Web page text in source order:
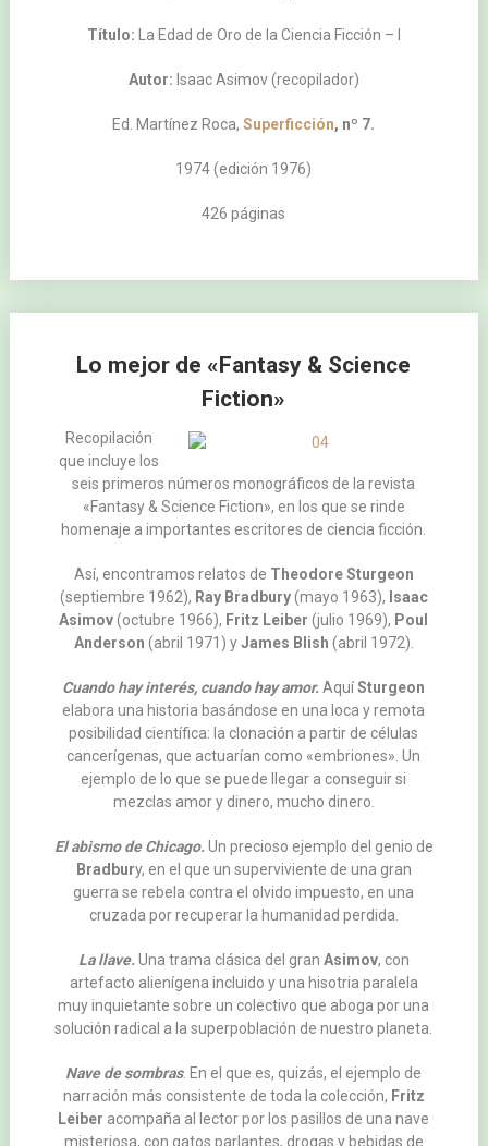
Título: La Edad de Oro de la Ciencia Ficción – I
Autor: Isaac Asimov (recopilador)
Ed. Martínez Roca,Superficción, nº 7.
1974 (edición 1976)
426 páginas
Lo mejor de «Fantasy & Science
Fiction»
Recopilación
que incluye los
seis primeros números monográficos de la revista
«Fantasy & Science Fiction», en los que se rinde
homenaje a importantes escritores de ciencia ficción.
Así, encontramos relatos de Theodore Sturgeon
(septiembre 1962), Ray Bradbury(mayo 1963), Isaac
Asimov(octubre 1966), Fritz Leiber (julio 1969), Poul
Anderson (abril 1971) yJames Blish (abril 1972).
Cuando hay interés, cuando hay amor.AquíSturgeon
elabora una historia basándose en una loca y remota
posibilidad científica: la clonación a partir de células
cancerígenas, que actuarían como «embriones». Un
ejemplo de lo que se puede llegar a conseguir si
mezclas amor y dinero, mucho dinero.
El abismo de Chicago.Un precioso ejemplo del genio de
Bradbury, en el que un superviviente de una gran
guerra se rebela contra el olvido impuesto, en una
cruzada por recuperar la humanidad perdida.
La llave.Una trama clásica del gran Asimov, con
artefacto alienígena incluido y una hisotria paralela
muy inquietante sobre un colectivo que aboga por una
solución radical a la superpoblación de nuestro planeta.
Nave de sombras. En el que es, quizás, el ejemplo de
narración más consistente de toda la colección, Fritz
Leiber acompaña al lector por los pasillos de una nave
misteriosa, con gatos parlantes, drogas y bebidas de